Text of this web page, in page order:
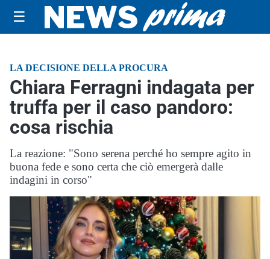
☰
LA DECISIONE DELLA PROCURA
Chiara Ferragni indagata per
truffa per il caso pandoro:
cosa rischia
La reazione: "Sono serena perché ho sempre agito in
buona fede e sono certa che ciò emergerà dalle
indagini in corso"